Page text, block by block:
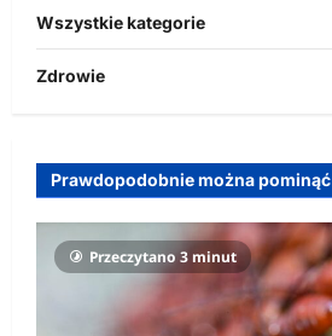
Wszystkie kategorie
Zdrowie
Prawdopodobnie można pominąć
Przeczytano 3 minut